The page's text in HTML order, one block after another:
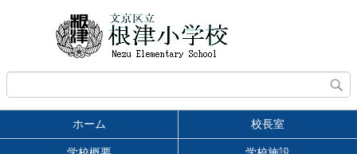
ホーム 校長室